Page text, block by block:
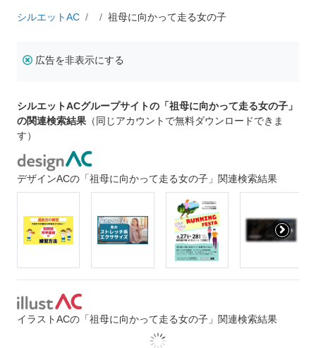
シルエットAC 祖母に向かって走る女の子
広告を非表示にする
シルエットACグループサイトの「祖母に向かって走る女の子」
の関連検索結果 （同じアカウントで無料ダウンロードできま
す）
デザインACの「祖母に向かって走る女の子」関連検索結果
イラストACの「祖母に向かって走る女の子」関連検索結果